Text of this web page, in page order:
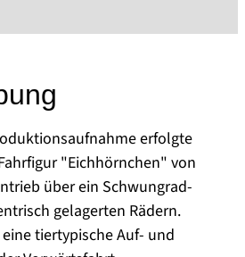
erfolgte
"Eichhörnchen" von
über ein Schwungrad-
gelagerten Rädern.
tiertypische Auf- und